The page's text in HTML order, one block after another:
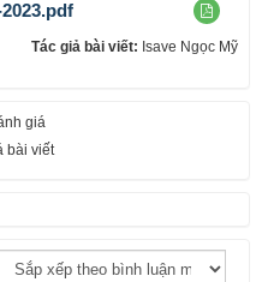
Tác giả bài viết: Isave Ngọc Mỹ
giá
bài viết